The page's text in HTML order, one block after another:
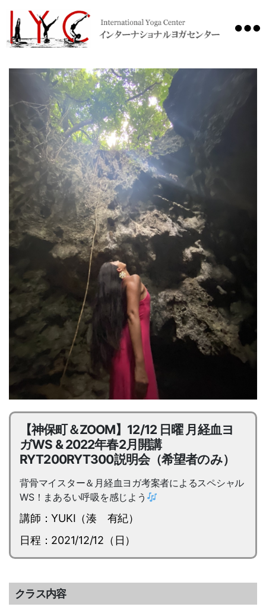
Center
【神保町＆ZOOM】12/12 日曜 月経血ヨ
ガWS & 2022年春2月開講
RYT200RYT300説明会（希望者のみ）
背骨マイスター＆月経血ヨガ考案者によるスペシャル
WS！まあるい呼吸を感じよう
講師：YUKI（湊 有紀）
日程：2021/12/12（日）
クラス内容